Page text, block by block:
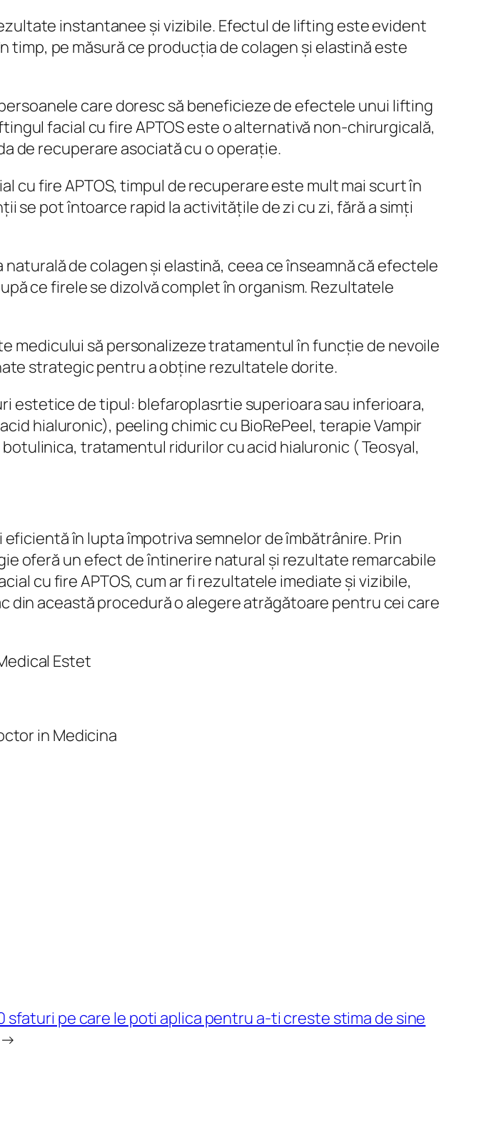
instantanee și vizibile. Efectul de lifting este evident
pe măsură ce producția de colagen și elastină este
care doresc să beneficieze de efectele unui lifting
facial cu fire APTOS este o alternativă non-chirurgicală,
de recuperare asociată cu o operație.
cu fire APTOS, timpul de recuperare este mult mai scurt în
se pot întoarce rapid la activitățile de zi cu zi, fără a simți
de colagen și elastină, ceea ce înseamnă că efectele
ce firele se dizolvă complet în organism. Rezultatele
medicului să personalizeze tratamentul în funcție de nevoile
strategic pentru a obține rezultatele dorite.
estetice de tipul: blefaroplasrtie superioara sau inferioara,
hialuronic), peeling chimic cu BioRePeel, terapie Vampir
tratamentul ridurilor cu acid hialuronic ( Teosyal,
în lupta împotriva semnelor de îmbătrânire. Prin
oferă un efect de întinerire natural și rezultate remarcabile
cu fire APTOS, cum ar fi rezultatele imediate și vizibile,
această procedură o alegere atrăgătoare pentru cei care
Estet
in Medicina
sfaturi pe care le poti aplica pentru a-ti creste stima de sine
→